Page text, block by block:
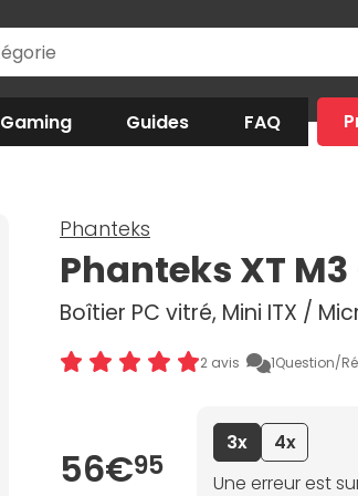
Gaming Guides FAQ
Phanteks
Phanteks XT
Boîtier PC vitré, Mini ITX /
2 avis 1Question/
56€95
3x
4x
Une erreur est